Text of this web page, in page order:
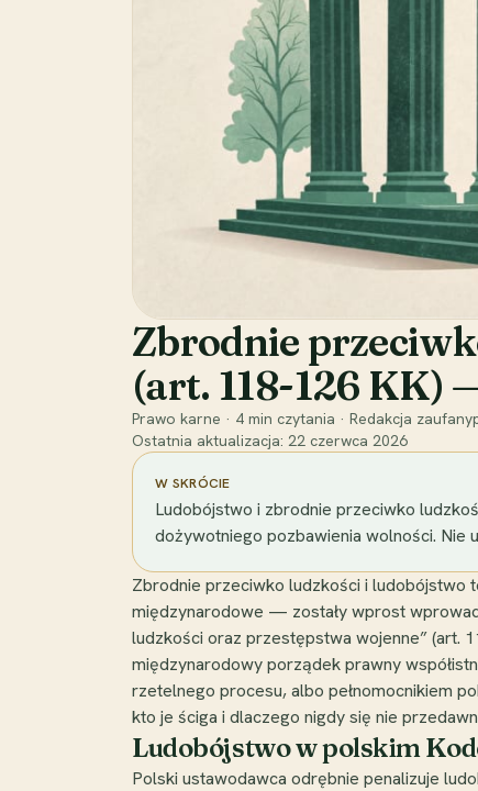
Zbrodnie
(art. 118-126 KK)
Prawo karne · 4 min czytania · Redakcja
Ostatnia aktualizacja: 22 czerwca 2026
W SKRÓCIE
Ludobójstwo i zbrodnie przeciwko
dożywotniego pozbawienia wolności. Nie
Zbrodnie przeciwko ludzkości i ludobójstwo
międzynarodowe — zostały wprost
ludzkości oraz przestępstwa wojenne” (art.
międzynarodowy porządek prawny
rzetelnego procesu, albo pełnomocnikiem
kto je ściga i dlaczego nigdy się nie
Ludobójstwo w polskim
Polski ustawodawca odrębnie penalizuje